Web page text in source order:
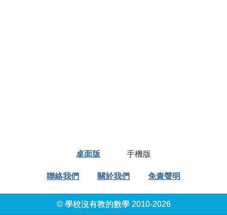
桌面版 手機版
聯絡我們 關於我們 免責聲明
© 學校沒有教的數學 2010-2026